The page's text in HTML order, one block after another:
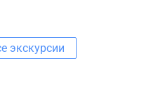
экскурсии